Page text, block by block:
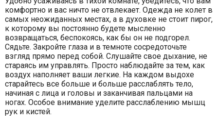
комфортно и вас ничто не отвлекает. Одежда не колет в
самых неожиданных местах, а в духовке не стоит пирог,
к которому вы постоянно будете мысленно
возвращаться, беспокоясь, как бы он не подгорел.
Сядьте. Закройте глаза и в темноте сосредоточьте
взгляд прямо перед собой. Слушайте свое дыхание, не
стараясь им управлять. Просто наблюдайте за тем, как
воздух наполняет ваши легкие. На каждом выдохе
старайтесь все больше и больше расслаблять тело,
начиная с лица и головы и заканчивая пальцами на
ногах. Особое внимание уделите расслаблению мышц
рук и кистей.